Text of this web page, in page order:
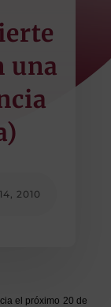
una
2010
el próximo 20 de